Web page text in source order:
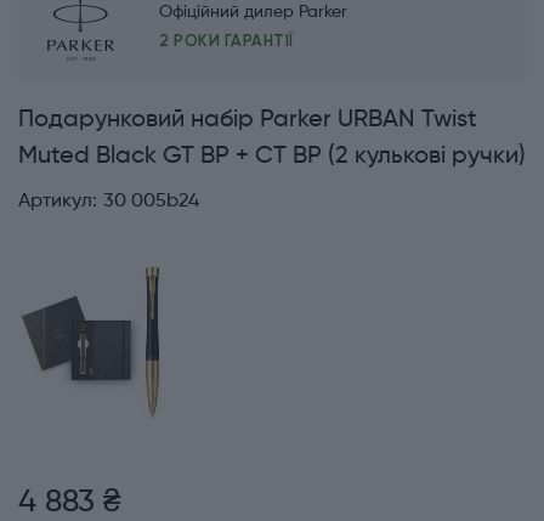
Офіційний дилер Parker
2 РОКИ ГАРАНТІЇ
Подарунковий набір Parker URBAN Twist
Muted Black GT BP + CT BP (2 кулькові ручки)
Артикул: 30 005b24
4 883 ₴